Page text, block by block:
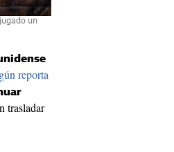
un
reporta
trasladar